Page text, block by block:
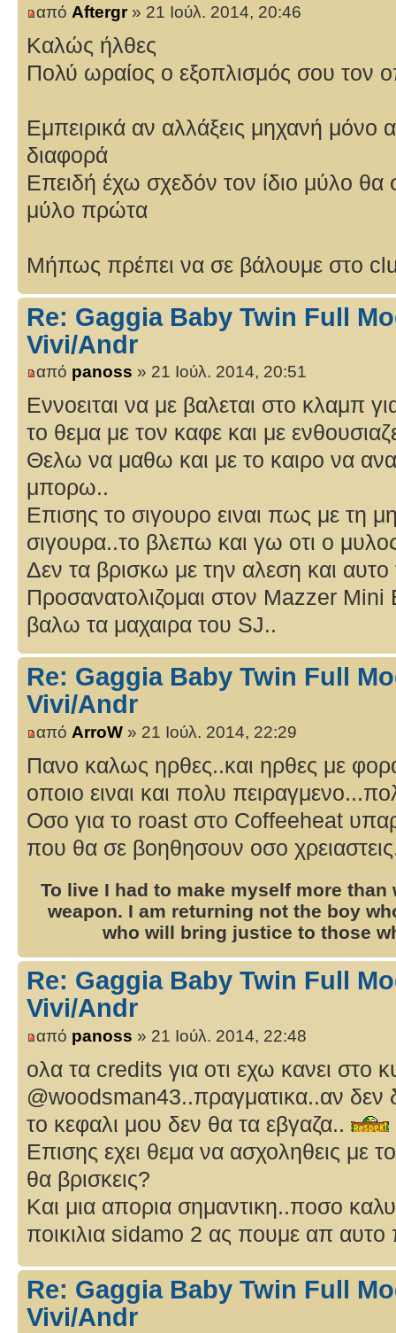
από Aftergr» 21 Ιούλ. 2014, 20:46
Καλώς ήλθες
Πολύ ωραίος ο εξοπλισμός σου τον
Εμπειρικά αν αλλάξεις μηχανή μόνο
διαφορά
Επειδή έχω σχεδόν τον ίδιο μύλο θα
μύλο πρώτα
Μήπως πρέπει να σε βάλουμε στο
Re: Gaggia Baby Twin Full
Vivi/Andr
από panoss » 21 Ιούλ. 2014, 20:51
Εννοειται να με βαλεται στο κλαμπ
το θεμα με τον καφε και με
Θελω να μαθω και με το καιρο να
μπορω..
Επισης το σιγουρο ειναι πως με τη
σιγουρα..το βλεπω και γω οτι ο
Δεν τα βρισκω με την αλεση και
Προσανατολιζομαι στον Mazzer
βαλω τα μαχαιρα του SJ..
Re: Gaggia Baby Twin Full
Vivi/Andr
από ArroW » 21 Ιούλ. 2014, 22:29
Πανο καλως ηρθες..και ηρθες με
οποιο ειναι και πολυ
Οσο για το roast στο Coffeeheat
που θα σε βοηθησουν οσο
To live I had to make myself more
weapon. I am returning not the boy
who will bring justice to those
Re: Gaggia Baby Twin Full
Vivi/Andr
από panoss » 21 Ιούλ. 2014, 22:48
ολα τα credits για οτι εχω κανει στο
@woodsman43..πραγματικα..αν δεν
το κεφαλι μου δεν θα τα εβγαζα..
Επισης εχει θεμα να ασχοληθεις με
θα βρισκεις?
Και μια απορια σημαντικη..ποσο
ποικιλια sidamo 2 ας πουμε απ αυτο
Re: Gaggia Baby Twin Full
Vivi/Andr